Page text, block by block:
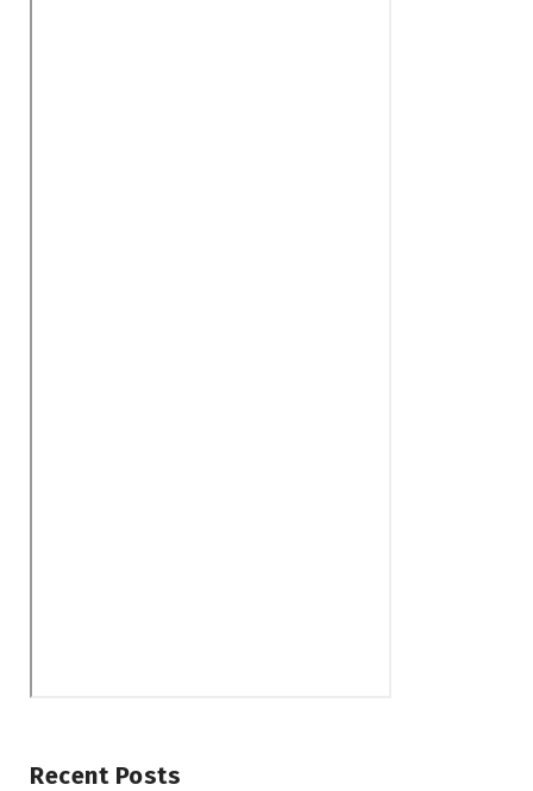
Recent Posts